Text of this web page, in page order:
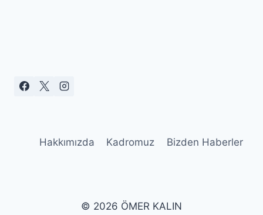
Hakkımızda Kadromuz Bizden Haberler
© 2026 ÖMER KALIN